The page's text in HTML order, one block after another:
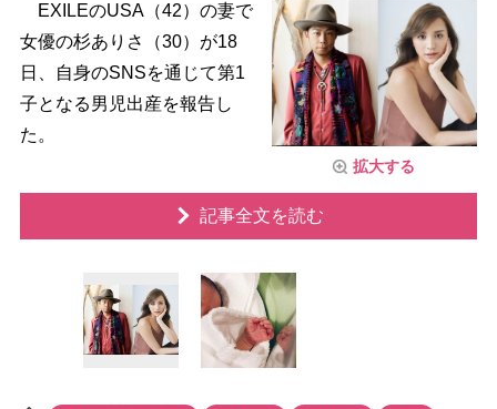
拡大する
EXILEのUSA（42）の妻で
女優の杉ありさ（30）が18
日、自身のSNSを通じて第1
子となる男児出産を報告し
た。
記事全文を読む